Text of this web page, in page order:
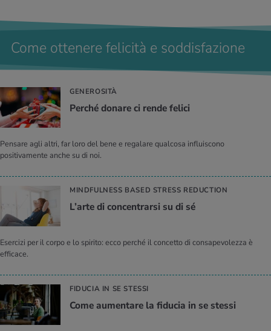
Come ottenere felicità e soddisfazione
GENEROSITÀ
Per­ché do­na­re ci rende fe­li­ci
Pensare agli altri, far loro del bene e regalare qualcosa influiscono
positivamente anche su di noi.
MINDFULNESS BASED STRESS REDUCTION
L’ar­te di con­cen­trar­si su di sé
Esercizi per il corpo e lo spirito: ecco perché il concetto di consapevolezza è
efficace.
FIDUCIA IN SE STESSI
Come au­men­ta­re la fi­du­cia in se stes­si